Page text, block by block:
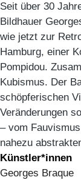
Seit über 30
Bildhauer
wie jetzt zur
Hamburg, einer
Pompidou.
Kubismus. Der
schöpferischen
Veränderungen
– vom
nahezu
Künstler*innen
Georges Braque